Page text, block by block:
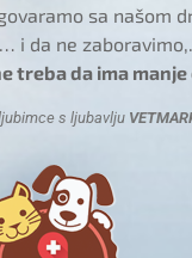
sa našom
i da ne
treba da ima
s ljubavlju